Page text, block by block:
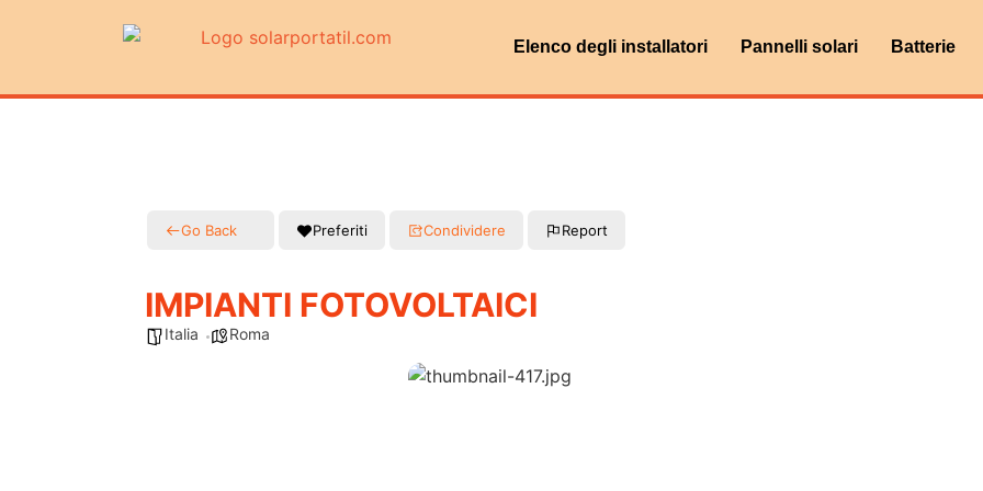
Elenco degli installatori Pannelli solari Batterie
Go Back Preferiti Condividere Report
IMPIANTI FOTOVOLTAICI
Italia Roma